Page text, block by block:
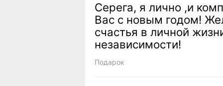
Серега, я лично ,и
Вас с новым годом!
счастья в личной
независимости!
Подарок